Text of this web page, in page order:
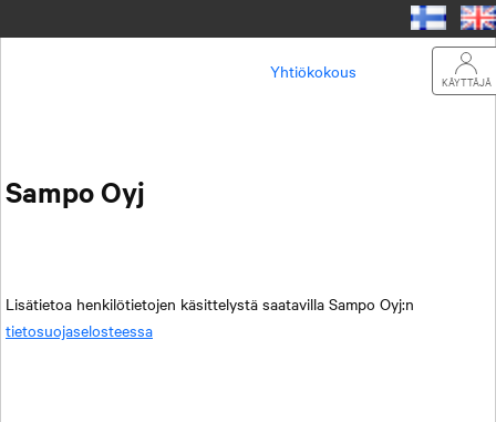
KÄYTTÄJÄ
Yhtiökokous
Sampo Oyj
Lisätietoa henkilötietojen käsittelystä saatavilla Sampo Oyj:n
tietosuojaselosteessa